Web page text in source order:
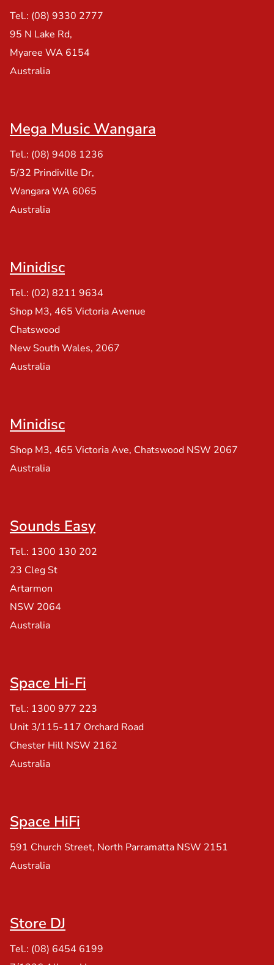
Tel.: (08) 9330 2777
95 N Lake Rd,
Myaree WA 6154
Australia
Mega Music Wangara
Tel.: (08) 9408 1236
5/32 Prindiville Dr,
Wangara WA 6065
Australia
Minidisc
Tel.: (02) 8211 9634
Shop M3, 465 Victoria Avenue
Chatswood
New South Wales, 2067
Australia
Minidisc
Shop M3, 465 Victoria Ave, Chatswood NSW 2067
Australia
Sounds Easy
Tel.: 1300 130 202
23 Cleg St
Artarmon
NSW 2064
Australia
Space Hi-Fi
Tel.: 1300 977 223
Unit 3/115-117 Orchard Road
Chester Hill NSW 2162
Australia
Space HiFi
591 Church Street, North Parramatta NSW 2151
Australia
Store DJ
Tel.: (08) 6454 6199